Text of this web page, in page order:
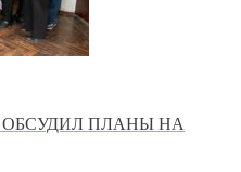
ПЛАНЫ НА